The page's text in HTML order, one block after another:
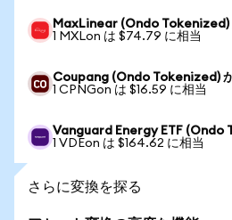
MaxLinear (Ondo Tokenized)
1 MXLon は $74.79 に相当
Coupang (Ondo Tokenized)
1 CPNGon は $16.59 に相当
Vanguard Energy ETF (Ondo
1 VDEon は $164.62 に相当
さらに変換を探る